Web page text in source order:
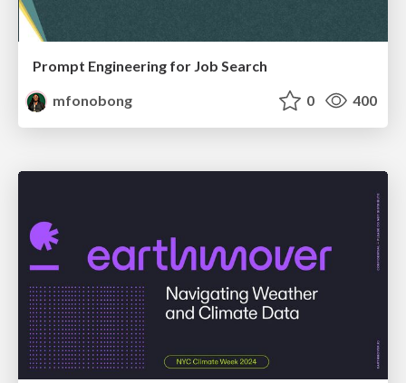
Prompt Engineering for Job Search
mfonobong
0 400